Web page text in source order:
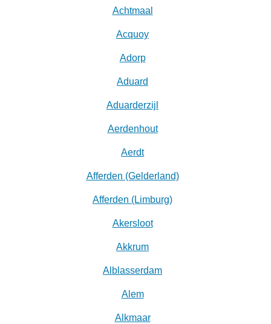
Achtmaal
Acquoy
Adorp
Aduard
Aduarderzijl
Aerdenhout
Aerdt
Afferden (Gelderland)
Afferden (Limburg)
Akersloot
Akkrum
Alblasserdam
Alem
Alkmaar